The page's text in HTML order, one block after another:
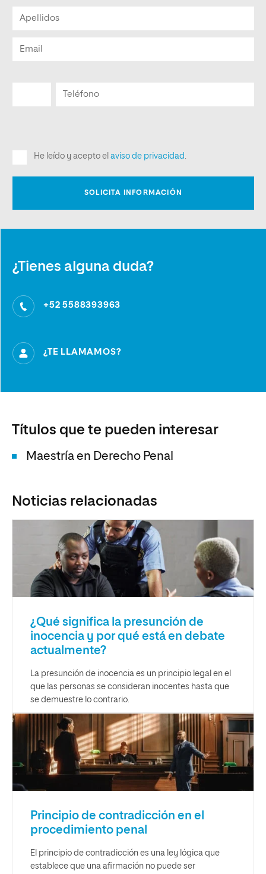
¿Tienes alguna duda?
+52 5588393963
¿TE LLAMAMOS?
Títulos que te pueden interesar
Maestría en Derecho Penal
Noticias relacionadas
¿Qué significa la presunción de
inocencia y por qué está en debate
actualmente?
La presunción de inocencia es un principio legal en el
que las personas se consideran inocentes hasta que
se demuestre lo contrario.
Principio de contradicción en el
procedimiento penal
El principio de contradicción es una ley lógica que
establece que una afirmación no puede ser